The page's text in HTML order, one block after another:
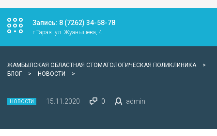
Запись: 8 (7262) 34-58-78
г.Тараз. ул. Жуанышева, 4
ЖАМБЫЛСКАЯ ОБЛАСТНАЯ СТОМАТОЛОГИЧЕСКАЯ ПОЛИКЛИНИКА
>
БЛОГ
> НОВОСТИ >
НОВОСТИ 15.11.2020 0 admin